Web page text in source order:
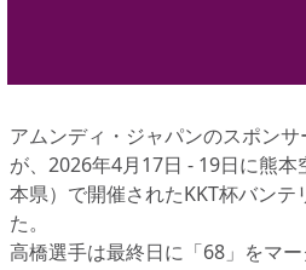
アムンディ・ジャパンのスポン
が、2026年4月17日 - 19日に熊
本県）で開催されたKKT杯バンテ
た。
高橋選手は最終日に「68」をマ